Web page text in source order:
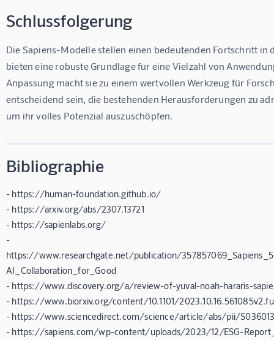
Schlussfolgerung
Die Sapiens-Modelle stellen einen bedeutenden Fortschritt
bieten eine robuste Grundlage für eine Vielzahl von
Anpassung macht sie zu einem wertvollen Werkzeug für
entscheidend sein, die bestehenden Herausforderungen zu
um ihr volles Potenzial auszuschöpfen.
Bibliographie
- https://human-foundation.github.io/
- https://arxiv.org/abs/2307.13721
- https://sapienlabs.org/
-
https://www.researchgate.net/publication/
AI_Collaboration_for_Good
- https://www.discovery.org/a/review-of-yuval-noah-hararis-
- https://www.biorxiv.org/content/10.1101/
- https://www.sciencedirect.com/science/article/abs/pii/
- https://sapiens.com/wp-content/uploads/2023/12/ESG-